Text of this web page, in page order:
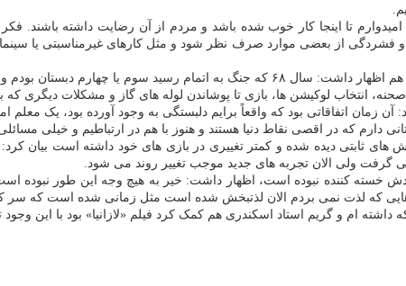
امیدوارم تا اینجا کار خوب شده باشد و مردم از آن رضایت داشته
از بعضی موارد صرف نظر شود و مثل کارهای غیرمناسبتی یا
لوکیشن ها، بازی تا پوشاندن لوله های گاز و مشکلات دیگری که باید فضای دهه ۶۰ را
خود از دهه ۶۰ نیز عنوان کرد: آن زمان اتفاقاتی بود که واقعاً برایم دلبستگی به
که در اقصی نقاط دنیا هستند و هنوز با هم در ارتباطیم و خیلی
های ثابتی دیده شده و کمتر تغییری در بازی های خود داشته است بیان
گرفت ولی الان تجربه های جدید موجب تغییر روند می شود.
خسته کننده نبوده است، اظهار داشت: خیر به هیچ وجه این طور
که لذت نمی بردم الان لذتبخش شده است مثل زمانی شده است که سر
ام و گریم استاد اسکندری هم کمک کرد فیلم «لازانیا» بود با این